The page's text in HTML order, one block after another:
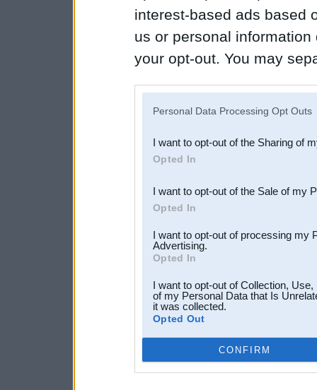
interest-based ads based
us or personal
your opt-out. You may
Downstream Participants
third parties.
Personal Data Processing Opt Outs
I want to opt-out of the Sharing of
Opted In
I want to opt-out of the Sale of my
Opted In
I want to opt-out of processing my
Advertising.
Opted In
I want to opt-out of Collection,
of my Personal Data that Is
it was collected.
Opted Out
CONFIRM